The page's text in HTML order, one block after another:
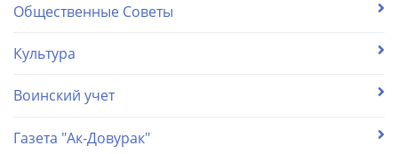
Общественные Советы
Культура
Воинский учет
Газета "Ак-Довурак"